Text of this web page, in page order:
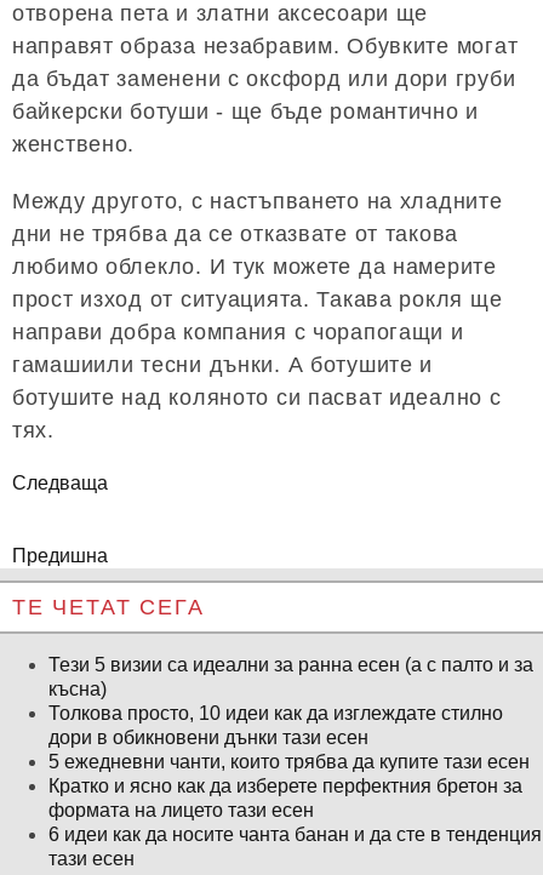
отворена пета и златни аксесоари ще
направят образа незабравим. Обувките могат
да бъдат заменени с оксфорд или дори груби
байкерски ботуши - ще бъде романтично и
женствено.
Между другото, с настъпването на хладните
дни не трябва да се отказвате от такова
любимо облекло. И тук можете да намерите
прост изход от ситуацията. Такава рокля ще
направи добра компания с чорапогащи и
гамашиили тесни дънки. А ботушите и
ботушите над коляното си пасват идеално с
тях.
Следваща
Предишна
ТЕ ЧЕТАТ СЕГА
Тези 5 визии са идеални за ранна есен (а с палто и за
късна)
Толкова просто, 10 идеи как да изглеждате стилно
дори в обикновени дънки тази есен
5 ежедневни чанти, които трябва да купите тази есен
Кратко и ясно как да изберете перфектния бретон за
формата на лицето тази есен
6 идеи как да носите чанта банан и да сте в тенденция
тази есен